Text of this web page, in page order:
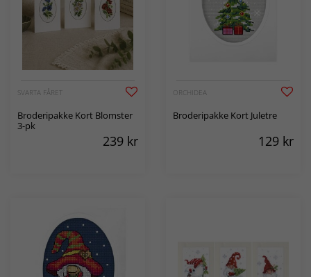
SVARTA FÅRET
Broderipakke Kort Blomster
3-pk
239 kr
ORCHIDEA
Broderipakke Kort Juletre
129 kr